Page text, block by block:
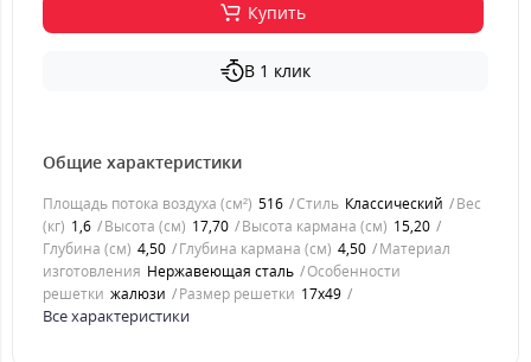
Купить
В 1 клик
Общие характеристики
Площадь потока воздуха (см²) 516 Стиль Классический
Вес
(кг) 1,6 Высота (см) 17,70 Высота кармана (см) 15,20
Глубина (см) 4,50 Глубина кармана (см) 4,50
Материал
изготовления Нержавеющая сталь
Особенности
решетки жалюзи Размер решетки 17x49
Все характеристики